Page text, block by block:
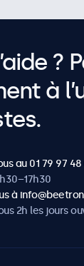
?
à
au 01 79 97 48
à
2h les jours